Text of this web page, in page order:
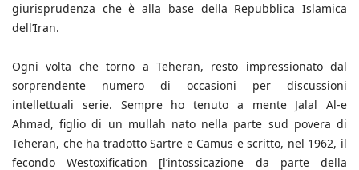
giurisprudenza che è alla base della Repubblica Islamica
dell’Iran.
Ogni volta che torno a Teheran, resto impressionato dal
sorprendente numero di occasioni per discussioni
intellettuali serie. Sempre ho tenuto a mente Jalal Al-e
Ahmad, figlio di un mullah nato nella parte sud povera di
Teheran, che ha tradotto Sartre e Camus e scritto, nel 1962, il
fecondo Westoxification [l’intossicazione da parte della